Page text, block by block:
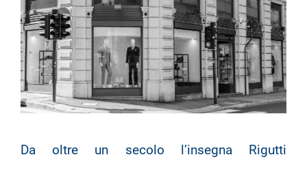
Da oltre un secolo l’insegna Rigutti